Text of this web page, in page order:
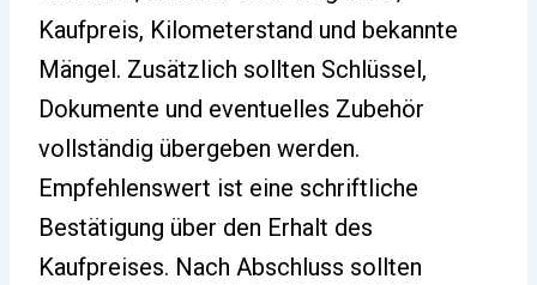
Kaufpreis, Kilometerstand und bekannte
Mängel. Zusätzlich sollten Schlüssel,
Dokumente und eventuelles Zubehör
vollständig übergeben werden.
Empfehlenswert ist eine schriftliche
Bestätigung über den Erhalt des
Kaufpreises. Nach Abschluss sollten